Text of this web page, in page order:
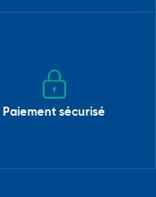
Paiement sécurisé